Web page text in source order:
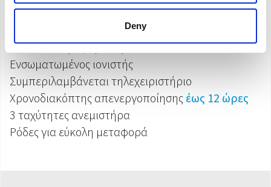
Deny
Λειτουργία οριζόντιας ταλάντωσης: αυτόματος
και συνεχής προσανατολισμός της ροής του αέρα
από δεξιά προς αριστερά
Ενσωματωμένος ιονιστής
Συμπεριλαμβάνεται τηλεχειριστήριο
Χρονοδιακόπτης απενεργοποίησης έως 12 ώρες
3 ταχύτητες ανεμιστήρα
Ρόδες για εύκολη μεταφορά